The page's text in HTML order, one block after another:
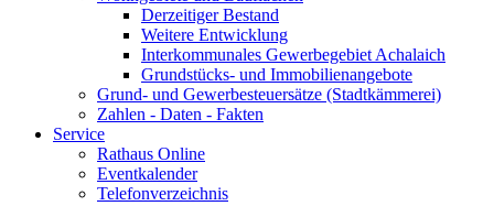
Derzeitiger Bestand
Weitere Entwicklung
Interkommunales Gewerbegebiet Achalaich
Grundstücks- und Immobilienangebote
Grund- und Gewerbesteuersätze (Stadtkämmerei)
Zahlen - Daten - Fakten
Service
Rathaus Online
Eventkalender
Telefonverzeichnis